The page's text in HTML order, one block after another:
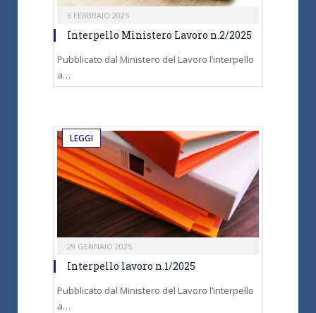
6 FEBBRAIO 2025
Interpello Ministero Lavoro n.2/2025
Pubblicato dal Ministero del Lavoro l’interpello
a…
LEGGI
29 GENNAIO 2025
Interpello lavoro n.1/2025
Pubblicato dal Ministero del Lavoro l’interpello
a…